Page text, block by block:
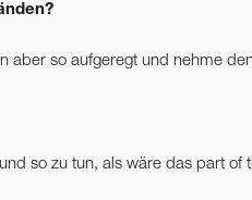
aber so aufgeregt und nehme
so zu tun, als wäre das part of